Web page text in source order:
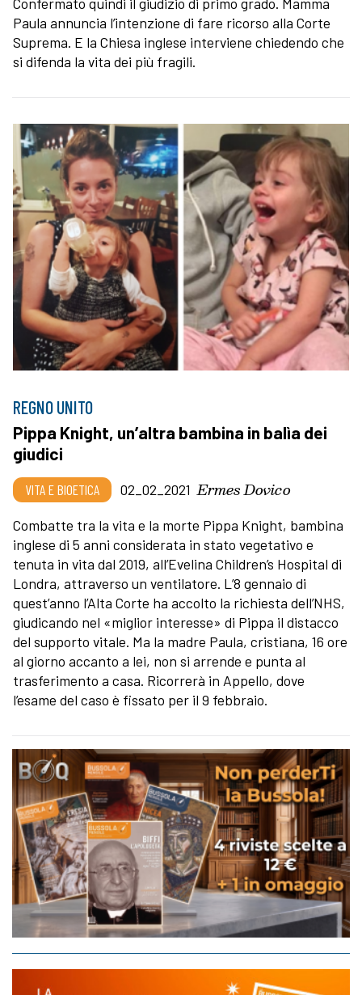
Paula annuncia l’intenzione di fare ricorso alla Corte
Suprema. E la Chiesa inglese interviene chiedendo che
si difenda la vita dei più fragili.
REGNO UNITO
Pippa Knight, un’altra bambina in balìa dei
giudici
VITA E BIOETICA 02_02_2021 Ermes Dovico
Combatte tra la vita e la morte Pippa Knight, bambina
inglese di 5 anni considerata in stato vegetativo e
tenuta in vita dal 2019, all’Evelina Children’s Hospital di
Londra, attraverso un ventilatore. L’8 gennaio di
quest’anno l’Alta Corte ha accolto la richiesta dell’NHS,
giudicando nel «miglior interesse» di Pippa il distacco
del supporto vitale. Ma la madre Paula, cristiana, 16 ore
al giorno accanto a lei, non si arrende e punta al
trasferimento a casa. Ricorrerà in Appello, dove
l’esame del caso è fissato per il 9 febbraio.